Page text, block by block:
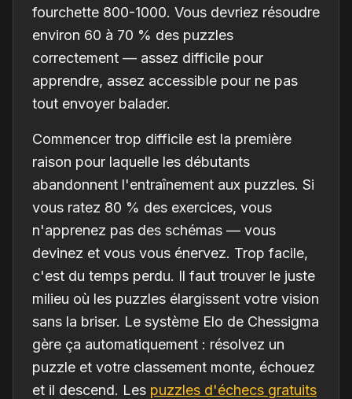
fourchette 800-1000. Vous devriez résoudre
environ 60 à 70 % des puzzles
correctement — assez difficile pour
apprendre, assez accessible pour ne pas
tout envoyer balader.
Commencer trop difficile est la première
raison pour laquelle les débutants
abandonnent l'entraînement aux puzzles. Si
vous ratez 80 % des exercices, vous
n'apprenez pas des schémas — vous
devinez et vous vous énervez. Trop facile,
c'est du temps perdu. Il faut trouver le juste
milieu où les puzzles élargissent votre vision
sans la briser. Le système Elo de Chessigma
gère ça automatiquement : résolvez un
puzzle et votre classement monte, échouez
et il descend. Les puzzles d'échecs gratuits